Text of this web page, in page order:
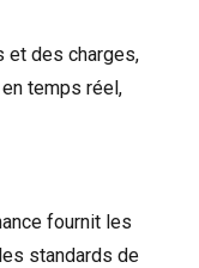
et des charges,
temps réel,
fournit les
standards de